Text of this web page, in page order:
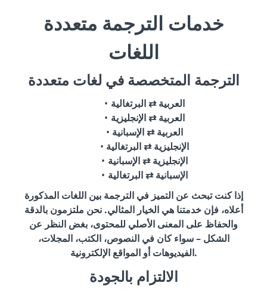
خدمات الترجمة متعددة
اللغات
الترجمة المتخصصة في لغات متعددة
العربية ⇄ البرتغالية
العربية ⇄ الإنجليزية
العربية ⇄ الإسبانية
الإنجليزية ⇄ البرتغالية
الإنجليزية ⇄ الإسبانية
الإسبانية ⇄ البرتغالية
إذا كنت تبحث عن التميز في الترجمة بين اللغات المذكورة
أعلاه، فإن خدمتنا هي الخيار المثالي. نحن ملتزمون بالدقة
والحفاظ على المعنى الأصلي للمحتوى، بغض النظر عن
الشكل – سواء كان في النصوص، الكتب، المجلات،
الفيديوهات أو المواقع الإلكترونية.
الالتزام بالجودة